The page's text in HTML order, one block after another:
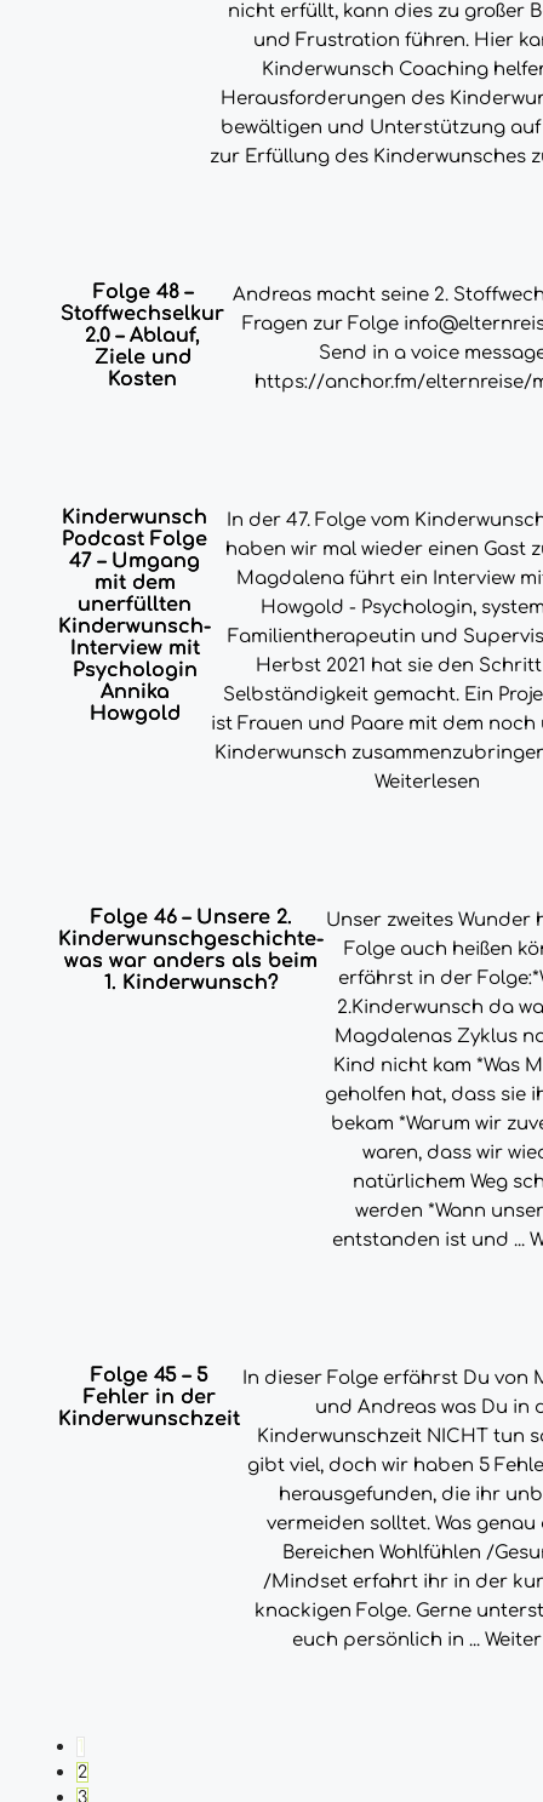
nicht erfüllt, kann dies zu großer
und Frustration führen. Hier
Kinderwunsch Coaching
Herausforderungen des
bewältigen und Unterstützung auf
zur Erfüllung des Kinderwunsches
Folge 48 –
Stoffwechselkur
2.0 – Ablauf,
Ziele und
Kosten
Andreas macht seine 2.
Fragen zur Folge
Send in a voice
https://anchor.fm/elternreise/
Kinderwunsch
Podcast Folge
47 – Umgang
mit dem
unerfüllten
Kinderwunsch-
Interview mit
Psychologin
Annika
Howgold
In der 47. Folge vom
haben wir mal wieder einen Gast
Magdalena führt ein Interview
Howgold - Psychologin,
Familientherapeutin und
Herbst 2021 hat sie den
Selbständigkeit gemacht. Ein
ist Frauen und Paare mit dem
Kinderwunsch
Weiterlesen
Folge 46 – Unsere 2.
Kinderwunschgeschichte-
was war anders als beim
1. Kinderwunsch?
Unser zweites Wunder
Folge auch heißen
erfährst in der
2.Kinderwunsch da
Magdalenas Zyklus
Kind nicht kam *Was
geholfen hat, dass sie
bekam *Warum wir
waren, dass wir
natürlichem Weg
werden *Wann
entstanden ist und ...
Folge 45 – 5
Fehler in der
Kinderwunschzeit
In dieser Folge erfährst Du von
und Andreas was Du in
Kinderwunschzeit NICHT tun
gibt viel, doch wir haben 5
herausgefunden, die ihr
vermeiden solltet. Was genau
Bereichen Wohlfühlen /
/Mindset erfahrt ihr in der
knackigen Folge. Gerne
euch persönlich in ...
1
2
3